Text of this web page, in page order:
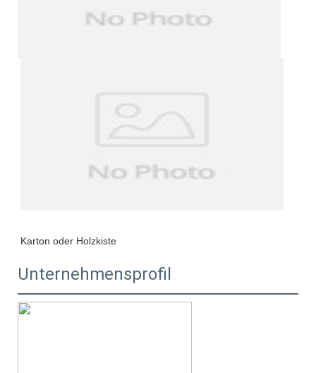
Unternehmensprofil